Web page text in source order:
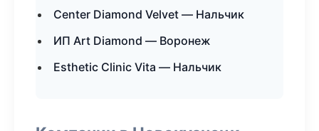
Center Diamond Velvet — Нальчик
ИП Art Diamond — Воронеж
Esthetic Clinic Vita — Нальчик